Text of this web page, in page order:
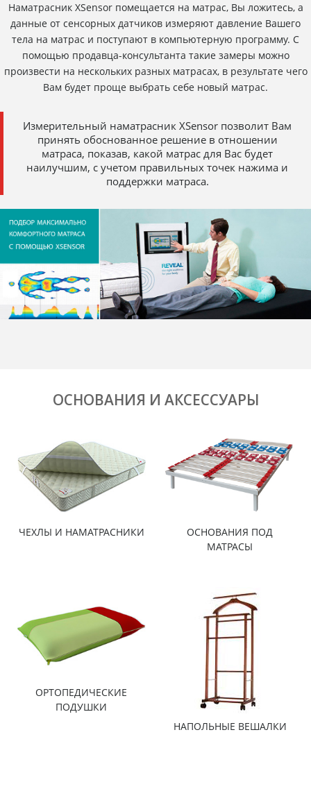
Наматрасник XSensor помещается на матрас, Вы ложитесь, а
данные от сенсорных датчиков измеряют давление Вашего
тела на матрас и поступают в компьютерную программу. С
помощью продавца-консультанта такие замеры можно
произвести на нескольких разных матрасах, в результате чего
Вам будет проще выбрать себе новый матрас.
Измерительный наматрасник XSensor позволит Вам
принять обоснованное решение в отношении
матраса, показав, какой матрас для Вас будет
наилучшим, с учетом правильных точек нажима и
поддержки матраса.
ОСНОВАНИЯ И АКСЕССУАРЫ
ЧЕХЛЫ И НАМАТРАСНИКИ
ОСНОВАНИЯ ПОД
МАТРАСЫ
ОРТОПЕДИЧЕСКИЕ
ПОДУШКИ
НАПОЛЬНЫЕ ВЕШАЛКИ